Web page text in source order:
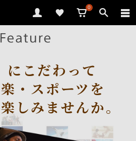
0
にこだわって
・スポーツを
楽しみませんか。